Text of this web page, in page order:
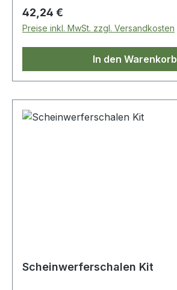
Regulärer Preis:
42,24 €
Preise inkl. MwSt. zzgl. Versandkosten
In den Warenkorb
Scheinwerferschalen Kit